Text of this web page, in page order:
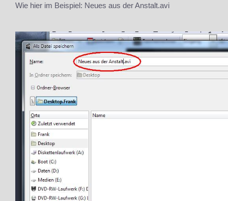
Wie hier im Beispiel: Neues aus der Anstalt.avi